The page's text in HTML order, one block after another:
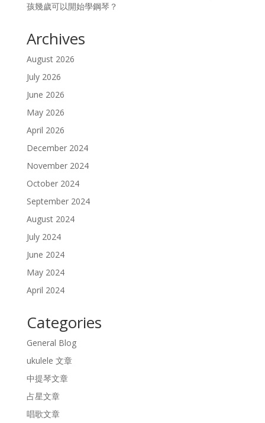
孩幾歲可以開始學鋼琴？
Archives
August 2026
July 2026
June 2026
May 2026
April 2026
December 2024
November 2024
October 2024
September 2024
August 2024
July 2024
June 2024
May 2024
April 2024
Categories
General Blog
ukulele 文章
中提琴文章
占星文章
唱歌文章